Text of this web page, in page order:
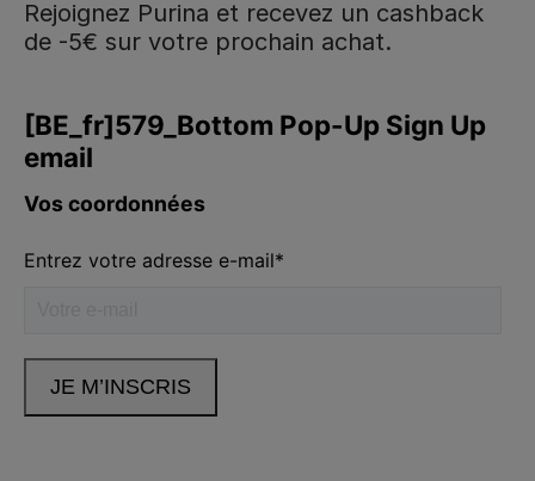
Rejoignez Purina et recevez un cashback
de -5€ sur votre prochain achat.
Neem contact met ons op